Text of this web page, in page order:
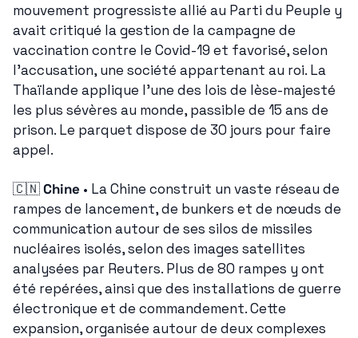
mouvement progressiste allié au Parti du Peuple y
avait critiqué la gestion de la campagne de
vaccination contre le Covid-19 et favorisé, selon
l'accusation, une société appartenant au roi. La
Thaïlande applique l'une des lois de lèse-majesté
les plus sévères au monde, passible de 15 ans de
prison. Le parquet dispose de 30 jours pour faire
appel.
🇨🇳Chine • La Chine construit un vaste réseau de
rampes de lancement, de bunkers et de nœuds de
communication autour de ses silos de missiles
nucléaires isolés, selon des images satellites
analysées par Reuters. Plus de 80 rampes y ont
été repérées, ainsi que des installations de guerre
électronique et de commandement. Cette
expansion, organisée autour de deux complexes